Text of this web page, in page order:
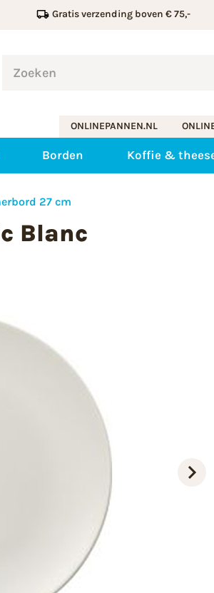
Gratis verzending boven € 75,-
ONLINEPANNEN.NL
Borden Koffie &
27 cm
Blanc